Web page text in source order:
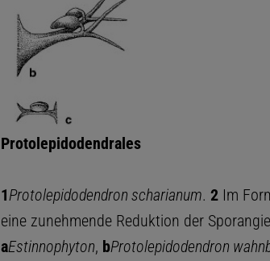
Protolepidodendrales
1Protolepidodendron scharianum. 2Im
eine zunehmende Reduktion der
aEstinnophyton, bProtolepidodendron